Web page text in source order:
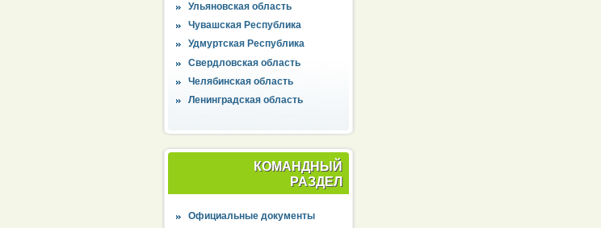
Ульяновская область
Чувашская Республика
Удмуртская Республика
Свердловская область
Челябинская область
Ленинградская область
КОМАНДНЫЙ
РАЗДЕЛ
Официальные документы